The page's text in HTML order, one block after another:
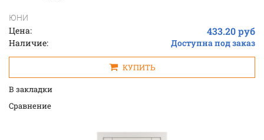
ЮНИ
Цена: 433.20 руб
Наличие: Доступна под заказ
КУПИТЬ
В закладки
Cравнение